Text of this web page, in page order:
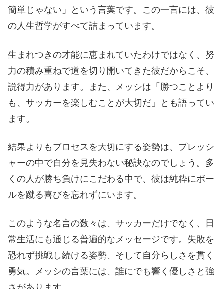
簡単じゃない」という言葉です。この一言には、彼
の人生哲学がすべて詰まっています。
生まれつきの才能に恵まれていたわけではなく、努
力の積み重ねで道を切り開いてきた彼だからこそ、
説得力があります。また、メッシは「勝つことより
も、サッカーを楽しむことが大切だ」とも語ってい
ます。
結果よりもプロセスを大切にする姿勢は、プレッシ
ャーの中で自分を見失わない秘訣なのでしょう。多
くの人が勝ち負けにこだわる中で、彼は純粋にボー
ルを蹴る喜びを忘れずにいます。
このような名言の数々は、サッカーだけでなく、日
常生活にも通じる普遍的なメッセージです。失敗を
恐れず挑戦し続ける姿勢、そして自分らしさを貫く
勇気。メッシの言葉には、誰にでも響く優しさと強
さがあります。